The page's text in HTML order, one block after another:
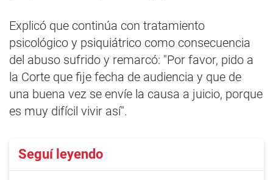
Explicó que continúa con tratamiento
psicológico y psiquiátrico como consecuencia
del abuso sufrido y remarcó: "Por favor, pido a
la Corte que fije fecha de audiencia y que de
una buena vez se envíe la causa a juicio, porque
es muy difícil vivir así".
Seguí leyendo